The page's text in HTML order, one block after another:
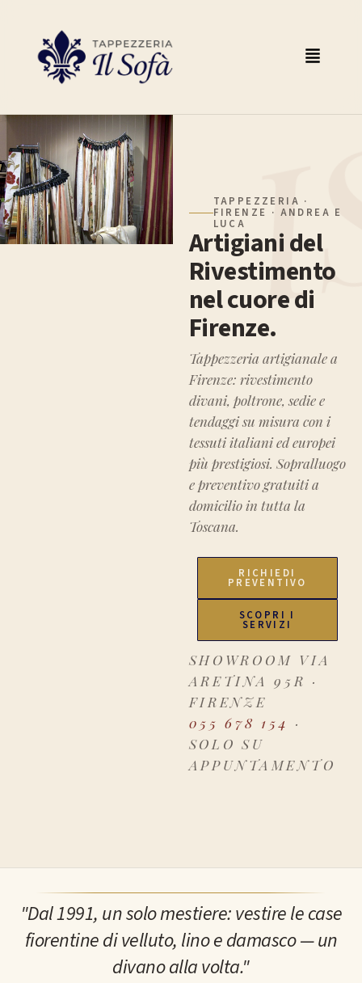
TAPPEZZERIA ·
FIRENZE · ANDREA E
LUCA
Artigiani del
Rivestimento
nel cuore di
Firenze.
Tappezzeria artigianale a
Firenze: rivestimento
divani, poltrone, sedie e
tendaggi su misura con i
tessuti italiani ed europei
più prestigiosi. Sopralluogo
e preventivo gratuiti a
domicilio in tutta la
Toscana.
RICHIEDI
PREVENTIVO
SCOPRI I
SERVIZI
SHOWROOM VIA
ARETINA 95R ·
FIRENZE
055 678 154 ·
SOLO SU
APPUNTAMENTO
"Dal 1991, un solo mestiere: vestire le case
fiorentine di velluto, lino e damasco — un
divano alla volta."